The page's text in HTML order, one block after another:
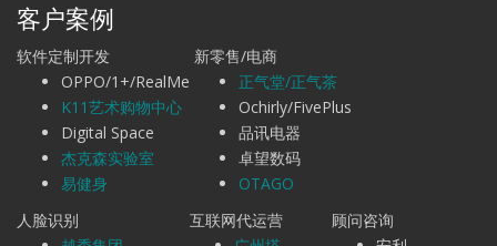
客户案例
软件定制开发
OPPO/1+/RealMe
K11艺术购物中心
Digital Space
杰克森实验室
易健身
新零售/电商
正气堂/正气茶
Ochirly/FivePlus
品讯电器
卓望数码
OTAGO
人脸识别
互联网代运营
顾问咨询